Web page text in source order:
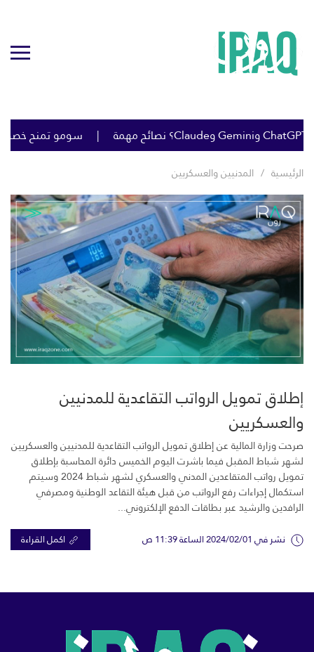
سومو تمنح خصومات
الرئيسية المدنيين والعسكريين
إطلاق تمويل الرواتب التقاعدية للمدنيين
والعسكريين
صرحت وزارة المالية عن إطلاق تمويل الرواتب التقاعدية للمدنيين والعسكريين
لشهر شباط المقبل فيما باشرت اليوم الخميس دائرة المحاسبة بإطلاق
تمويل رواتب المتقاعدين المدني والعسكري لشهر شباط 2024 وسيتم
استكمال إجراءات رفع الرواتب من قبل هيئة التقاعد الوطنية ومصرفي
الرافدين والرشيد عبر بطاقات الدفع الإلكتروني...
نشر في 2024/02/01 الساعة 11:39 ص اكمل القراءة